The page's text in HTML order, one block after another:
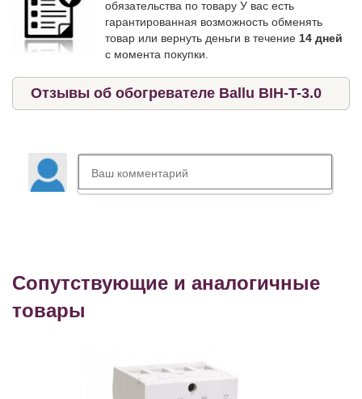
обязательства по товару У вас есть
гарантированная возможность обменять
товар или вернуть деньги в течение 14 дней
с момента покупки.
Отзывы об обогревателе Ballu BIH-T-3.0
Сопутствующие и аналогичные
товары